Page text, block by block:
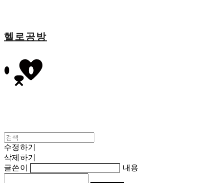
헬로공방
수정하기
삭제하기
글쓴이
내용